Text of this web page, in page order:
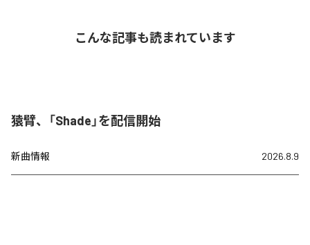
こんな記事も読まれています
猿臂、「Shade」を配信開始
新曲情報 2026.8.9